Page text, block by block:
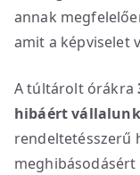
annak
amit a képviselet
A túltárolt órákra
hibáért
rendeltetésszerű